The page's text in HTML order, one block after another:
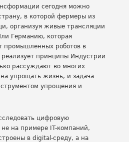
сегодня можно
в которой фермеры из
организуя живые трансляции
Германию, которая
промышленных роботов в
принципы Индустрии
рассуждают во многих
упрощать жизнь, и задача
упрощения и
цифровую
на примере IT-компаний,
в digital-среду, а на